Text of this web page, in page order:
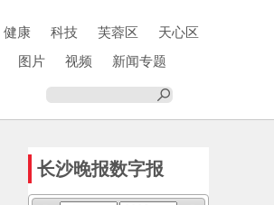
健康 科技 芙蓉区
天心区
图片 视频
新闻专题
长沙晚报数字报